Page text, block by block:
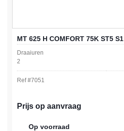
MT 625 H COMFORT 75K ST5 S1
Draaiuren
2
Ref #7051
Prijs op aanvraag
Op voorraad